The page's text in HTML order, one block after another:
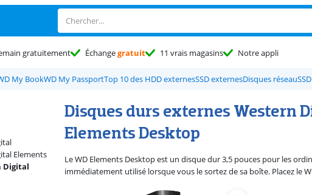
gratuitement Échangegratuit 11 vrais magasins Notre appli
My BookWD My PassportTop 10 des HDD externesSSD externesDisques réseau
Elements
Digital
Disques durs externes Western
Elements Desktop
Le WD Elements Desktop est un disque dur 3,5 pouces pour les
immédiatement utilisé lorsque vous le sortez de sa boîte. Placez le